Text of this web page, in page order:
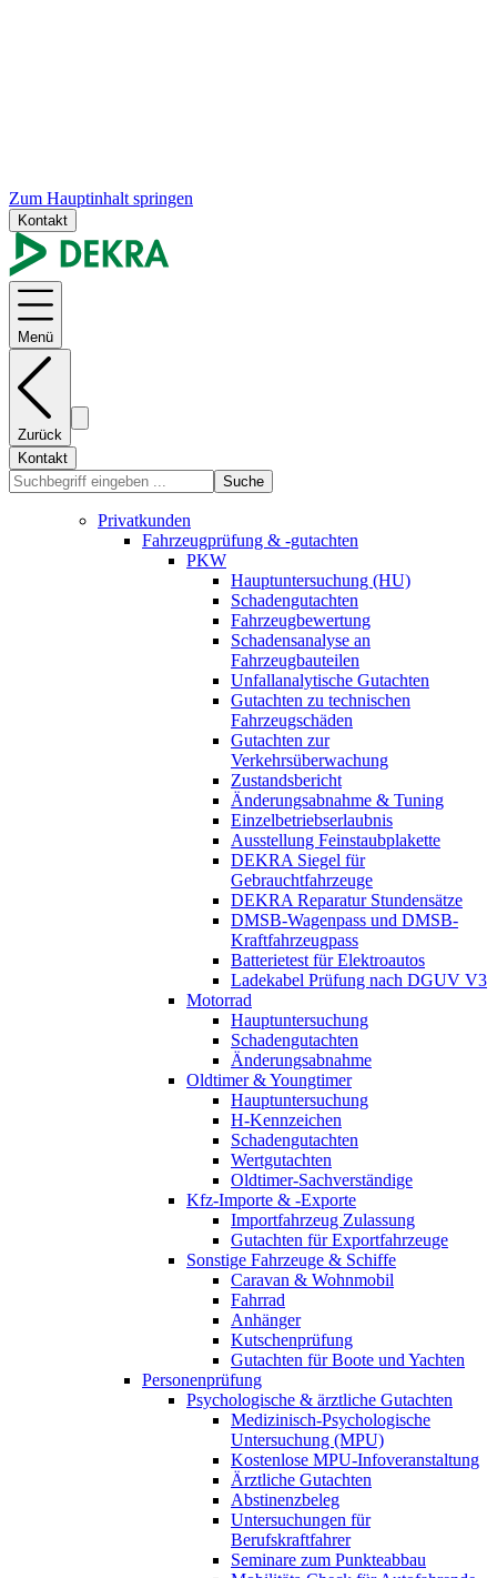
Zum Hauptinhalt springen
Kontakt
Menü
Zurück
Kontakt
Suche
Privatkunden
Fahrzeugprüfung & -gutachten
PKW
Hauptuntersuchung (HU)
Schadengutachten
Fahrzeugbewertung
Schadensanalyse an
Fahrzeugbauteilen
Unfallanalytische Gutachten
Gutachten zu technischen
Fahrzeugschäden
Gutachten zur
Verkehrsüberwachung
Zustandsbericht
Änderungsabnahme & Tuning
Einzelbetriebserlaubnis
Ausstellung Feinstaubplakette
DEKRA Siegel für
Gebrauchtfahrzeuge
DEKRA Reparatur Stundensätze
DMSB-Wagenpass und DMSB-
Kraftfahrzeugpass
Batterietest für Elektroautos
Ladekabel Prüfung nach DGUV V3
Motorrad
Hauptuntersuchung
Schadengutachten
Änderungsabnahme
Oldtimer & Youngtimer
Hauptuntersuchung
H-Kennzeichen
Schadengutachten
Wertgutachten
Oldtimer-Sachverständige
Kfz-Importe & -Exporte
Importfahrzeug Zulassung
Gutachten für Exportfahrzeuge
Sonstige Fahrzeuge & Schiffe
Caravan & Wohnmobil
Fahrrad
Anhänger
Kutschenprüfung
Gutachten für Boote und Yachten
Personenprüfung
Psychologische & ärztliche Gutachten
Medizinisch-Psychologische
Untersuchung (MPU)
Kostenlose MPU-Infoveranstaltung
Ärztliche Gutachten
Abstinenzbeleg
Untersuchungen für
Berufskraftfahrer
Seminare zum Punkteabbau